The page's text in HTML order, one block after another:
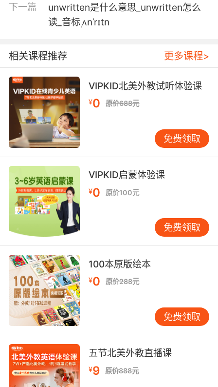
6. Man everywhere scratched an uneasy
人们耕耘着贫瘠的土地挣扎求生
7. Because your unyielding morality means
you've never had to make any of the tough
choices.
因为你不屈的品德意味着 你从来不需要做这些难
的决定
8. Multiple catastrophic injuries consistent
with a high fall onto an unyielding surface.
多处重伤 符合从高处摔在坚硬的地面上
9. I would not be standing here tonight
without the unyielding support of my best
如果过去十六年 没有我最好朋友的坚定支持 今晚
我不会站在这里
10. I knew that only by sliding myself into her
cold, stiff, unyielding mound would I ever feel
like a real man again.
我就知道 只有插入她冰冷僵直 而又坚挺的小腹
我才能重新像个真正的男人
下一篇
unwritten是什么意思_unwritten怎么
读_音标ˌʌnˈrɪtn
相关课程推荐 更多课程>
VIPKID北美外教试听体验课
¥0 原价688元
免费领取
VIPKID启蒙体验课
¥0 原价100元
免费领取
100本原版绘本
¥0 原价288元
免费领取
五节北美外教直播课
¥9 原价888元